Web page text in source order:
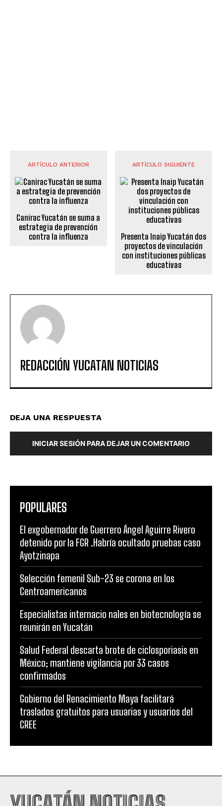
ARTÍCULO ANTERIOR
Canirac Yucatán se suma a
estrategia de prevención
contra la influenza
ARTÍCULO SIGUIENTE
Presenta Inaip Yucatán dos
proyectos de vinculación
con instituciones públicas
educativas
REDACCIÓN YUCATAN NOTICIAS
DEJA UNA RESPUESTA
INICIAR SESIÓN PARA DEJAR UN COMENTARIO
POPULARES
El exgobernador de Guerrero Ángel Aguirre Rivero
detenido por la FGR .Habría ocultado pruebas caso
Ayotzinapa
Selección femenil Sub-23 se corona en los
Centroamericanos
Especialistas internacio nales en biotecnología se
reunirán en Yucatán
Salud Federal descarta brote de ciclosporiasis en
México; mantiene vigilancia por 33 casos
confirmados
Gobierno del Renacimiento Maya facilitará
traslados gratuitos para usuarias y usuarios del
CREE